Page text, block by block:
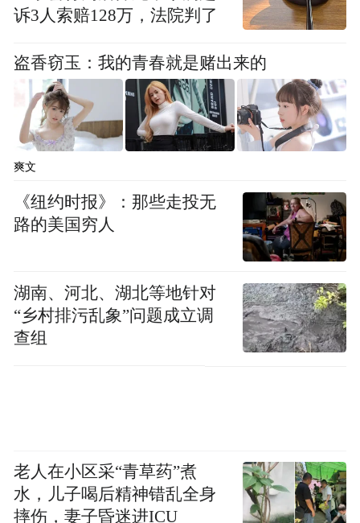
诉3人索赔128万，法院判了
盗香窃玉：我的青春就是赌出来的
爽文
《纽约时报》：那些走投无
路的美国穷人
湖南、河北、湖北等地针对
“乡村排污乱象”问题成立调
查组
老人在小区采“青草药”煮
水，儿子喝后精神错乱全身
摔伤，妻子昏迷进ICU